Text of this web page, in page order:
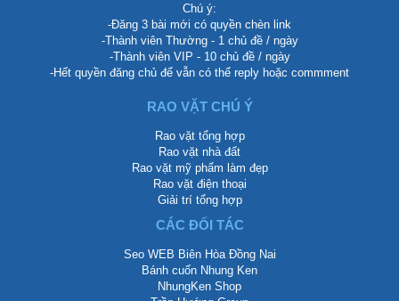
Chú ý:
-Đăng 3 bài mới có quyền chèn link
-Thành viên Thường - 1 chủ đề / ngày
-Thành viên VIP - 10 chủ đề / ngày
-Hết quyền đăng chủ để vẫn có thể reply hoặc commment
RAO VẶT CHÚ Ý
Rao vặt tổng hợp
Rao vặt nhà đất
Rao vặt mỹ phẩm làm đẹp
Rao vặt điện thoại
Giải trí tổng hợp
CÁC ĐỐI TÁC
Seo WEB Biên Hòa Đồng Nai
Bánh cuốn Nhung Ken
NhungKen Shop